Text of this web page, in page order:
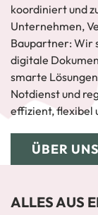
koordiniert und
Unternehmen,
Baupartner: Wir
digitale
smarte
Notdienst und
effizient, flexibel
ÜBER UNS
ALLES AUS